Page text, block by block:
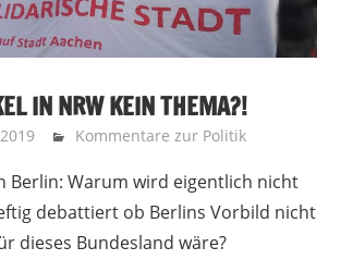
IN NRW KEIN THEMA?!
Recht auf Stadt Aachen
Kommentare zur Politik
Berlin: Warum wird eigentlich nicht
debattiert ob Berlins Vorbild nicht
dieses Bundesland wäre?